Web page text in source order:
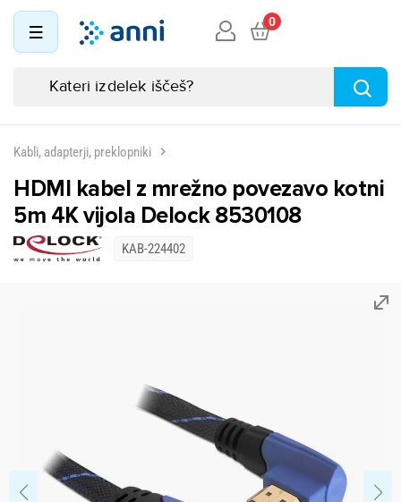
0
Kabli, adapterji, preklopniki
HDMI kabel z mrežno povezavo kotni
5m 4K vijola Delock 8530108
KAB-224402